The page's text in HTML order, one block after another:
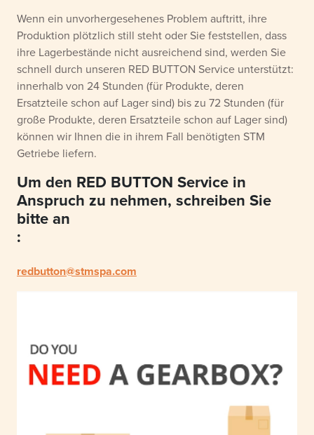
Wenn ein unvorhergesehenes Problem auftritt, ihre
Produktion plötzlich still steht oder Sie feststellen, dass
ihre Lagerbestände nicht ausreichend sind, werden Sie
schnell durch unseren RED BUTTON Service unterstützt:
innerhalb von 24 Stunden (für Produkte, deren
Ersatzteile schon auf Lager sind) bis zu 72 Stunden (für
große Produkte, deren Ersatzteile schon auf Lager sind)
können wir Ihnen die in ihrem Fall benötigten STM
Getriebe liefern.
Um den RED BUTTON Service in
Anspruch zu nehmen, schreiben Sie
bitte an
:
redbutton@stmspa.com